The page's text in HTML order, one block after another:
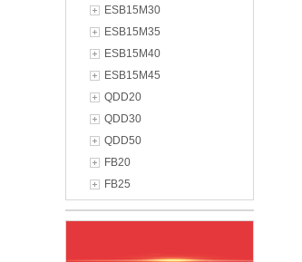
ESB15M30
ESB15M35
ESB15M40
ESB15M45
QDD20
QDD30
QDD50
FB20
FB25